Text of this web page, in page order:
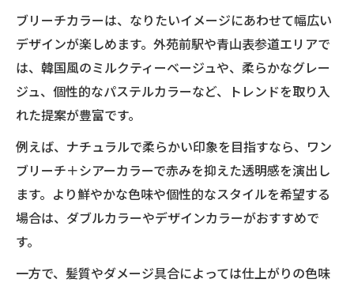
ブリーチカラーは、なりたいイメージにあわせて幅広い
デザインが楽しめます。外苑前駅や青山表参道エリアで
は、韓国風のミルクティーベージュや、柔らかなグレー
ジュ、個性的なパステルカラーなど、トレンドを取り入
れた提案が豊富です。
例えば、ナチュラルで柔らかい印象を目指すなら、ワン
ブリーチ＋シアーカラーで赤みを抑えた透明感を演出し
ます。より鮮やかな色味や個性的なスタイルを希望する
場合は、ダブルカラーやデザインカラーがおすすめで
す。
一方で、髪質やダメージ具合によっては仕上がりの色味